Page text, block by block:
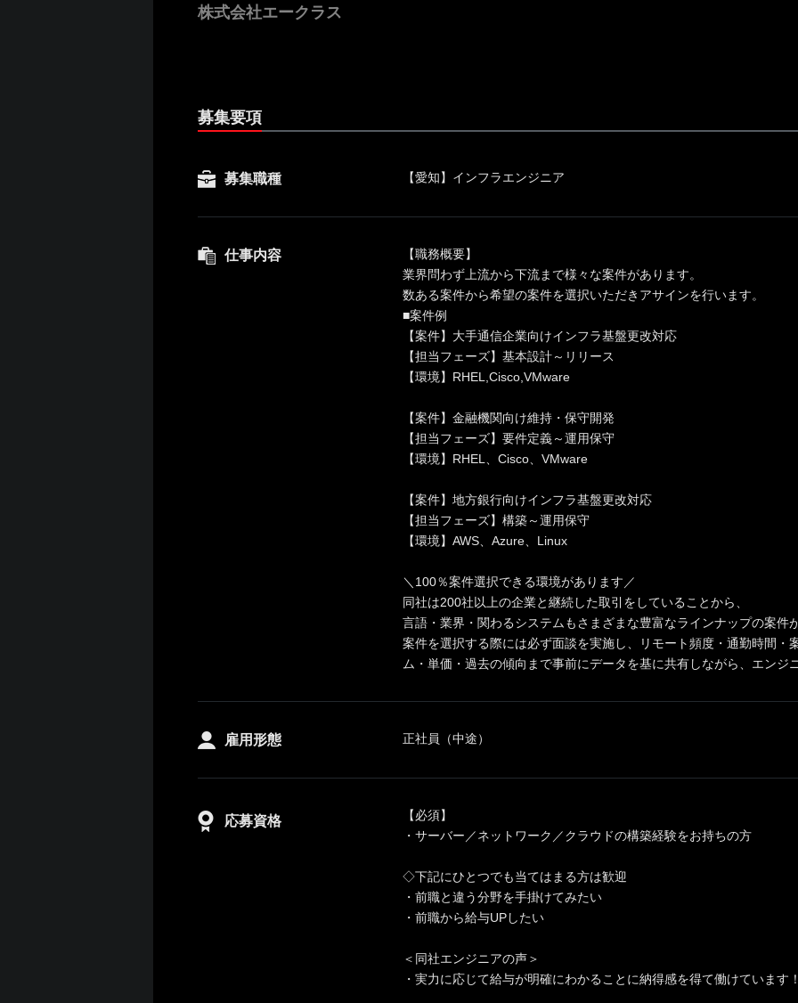
株式会社エークラス
募集要項
募集職種 【愛知】インフラエンジニア
仕事内容
【職務概要】
業界問わず上流から下流まで様々な案件があります。
数ある案件から希望の案件を選択いただきアサインを行います。
■案件例
【案件】大手通信企業向けインフラ基盤更改対応
【担当フェーズ】基本設計～リリース
【環境】RHEL,Cisco,VMware
【案件】金融機関向け維持・保守開発
【担当フェーズ】要件定義～運用保守
【環境】RHEL、Cisco、VMware
【案件】地方銀行向けインフラ基盤更改対応
【担当フェーズ】構築～運用保守
【環境】AWS、Azure、Linux
＼100％案件選択できる環境があります／
同社は200社以上の企業と継続した取引をしていることから、
言語・業界・関わるシステムもさまざまな豊富なラインナップの案件
案件を選択する際には必ず面談を実施し、リモート頻度・通勤時間・
ム・単価・過去の傾向まで事前にデータを基に共有しながら、エン
雇用形態 正社員（中途）
応募資格
【必須】
・サーバー／ネットワーク／クラウドの構築経験をお持ちの方
◇下記にひとつでも当てはまる方は歓迎
・前職と違う分野を手掛けてみたい
・前職から給与UPしたい
＜同社エンジニアの声＞
・実力に応じて給与が明確にわかることに納得感を得て働けています